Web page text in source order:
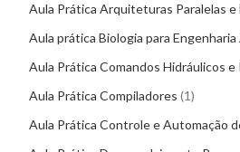
Aula Prática Arquiteturas Paralelas
Aula prática Biologia para
Aula Prática Comandos Hidráulicos e
Aula Prática Compiladores 1
Aula Prática Controle e Automação